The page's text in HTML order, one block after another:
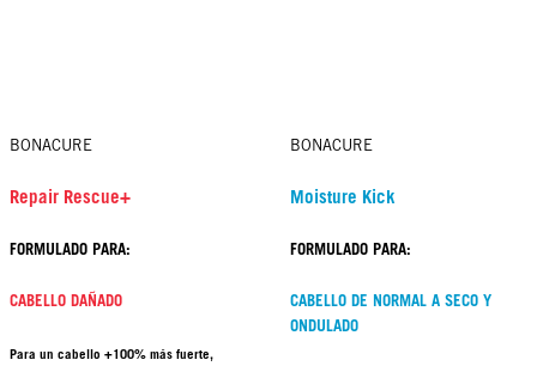
BONACURE
Repair Rescue+
FORMULADO PARA:
CABELLO DAÑADO
Para un cabello +100% más fuerte,
BONACURE
Moisture Kick
FORMULADO PARA:
CABELLO DE NORMAL A SECO Y
ONDULADO